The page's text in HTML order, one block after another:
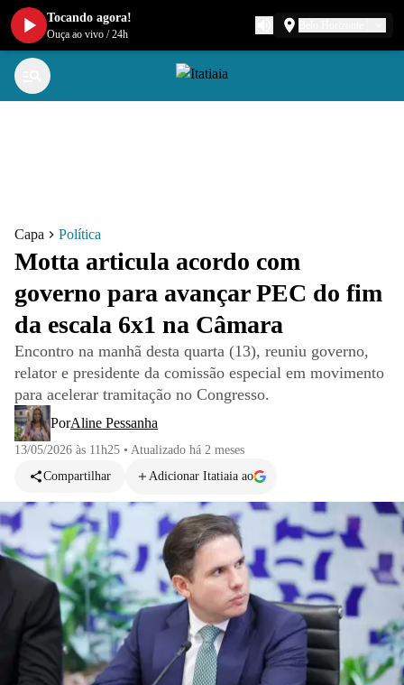
Capa Política
Motta articula acordo com
governo para avançar PEC do fim
da escala 6x1 na Câmara
Encontro na manhã desta quarta (13), reuniu governo,
relator e presidente da comissão especial em movimento
para acelerar tramitação no Congresso.
PorAline Pessanha
13/05/2026 às 11h25 • Atualizado há 2 meses
Compartilhar
Adicionar Itatiaia ao
Tocando agora!
Ouça ao vivo /24h